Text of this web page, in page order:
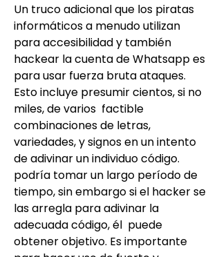
Un truco adicional que los piratas
informáticos a menudo utilizan
para accesibilidad y también
hackear la cuenta de Whatsapp es
para usar fuerza bruta ataques.
Esto incluye presumir cientos, si no
miles, de varios  factible
combinaciones de letras,
variedades, y signos en un intento
de adivinar un individuo código.
podría tomar un largo período de
tiempo, sin embargo si el hacker se
las arregla para adivinar la
adecuada código, él  puede
obtener objetivo. Es importante